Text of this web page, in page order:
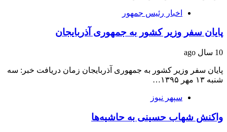
اخبار رئیس جمهور
پایان سفر وزیر کشور به جمهوری آذربایجان
10 سال ago
پایان سفر وزیر کشور به جمهوری آذربایجان زمان دریافت خبر: سه
شنبه ۱۳ مهر ۱۳۹۵…
سپهر نیوز
واکنش شهاب حسینی به حاشیه‌ها